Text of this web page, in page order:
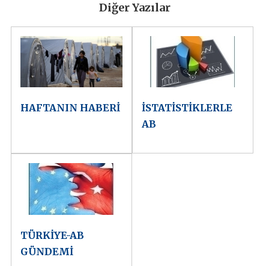
Diğer Yazılar
HAFTANIN HABERİ
İSTATİSTİKLERLE
AB
TÜRKİYE-AB
GÜNDEMİ